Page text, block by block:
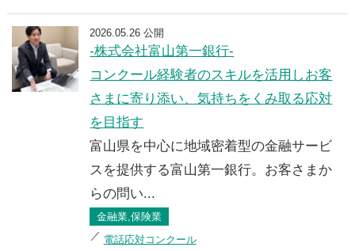
2026.05.26 公開
-株式会社富山第一銀行-
コンクール経験者のスキルを活用しお客
さまに寄り添い、気持ちをくみ取る応対
を目指す
富山県を中心に地域密着型の金融サービ
スを提供する富山第一銀行。お客さまか
らの問い...
金融業,保険業
電話応対コンクール